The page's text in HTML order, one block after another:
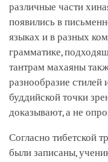
различные части
появились в
языках и в разных
грамматике,
тантрам махаяны
разнообразие стилей
буддийской точки
доказывают, а не
Согласно тибетской
были записаны,